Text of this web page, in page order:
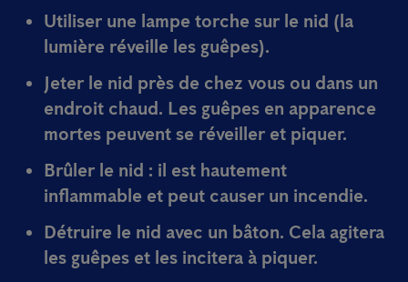
Utiliser une lampe torche sur le nid (la
lumière réveille les guêpes).
Jeter le nid près de chez vous ou dans un
endroit chaud. Les guêpes en apparence
mortes peuvent se réveiller et piquer.
Brûler le nid : il est hautement
inflammable et peut causer un incendie.
Détruire le nid avec un bâton. Cela agitera
les guêpes et les incitera à piquer.